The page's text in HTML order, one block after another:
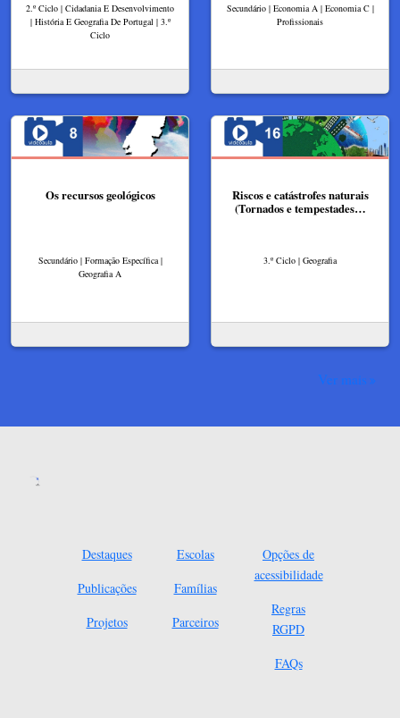
2.º Ciclo | Cidadania E Desenvolvimento
| História E Geografia De Portugal | 3.º
Ciclo
Secundário | Economia A | Economia C |
Profissionais
Os recursos geológicos
Secundário | Formação Específica |
Geografia A
Riscos e catástrofes naturais
(Tornados e tempestades…
3.º Ciclo | Geografia
Ver mais
Destaques
Publicações
Projetos
Escolas
Famílias
Parceiros
Opções de
acessibilidade
Regras
RGPD
FAQs